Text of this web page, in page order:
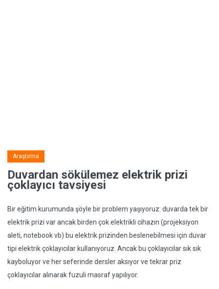
Araştırma
Duvardan sökülemez elektrik prizi
çoklayıcı tavsiyesi
Bir eğitim kurumunda şöyle bir problem yaşıyoruz: duvarda tek bir
elektrik prizi var ancak birden çok elektrikli cihazın (projeksiyon
aleti, notebook vb) bu elektrik prizinden beslenebilmesi için duvar
tipi elektrik çoklayıcılar kullanıyoruz. Ancak bu çoklayıcılar sık sık
kayboluyor ve her seferinde dersler aksıyor ve tekrar priz
çoklayıcılar alınarak fuzuli masraf yapılıyor.